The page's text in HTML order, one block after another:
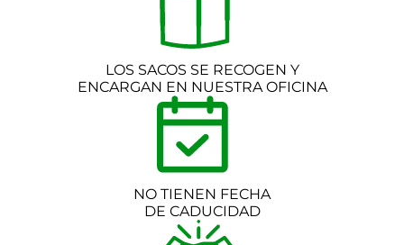
LOS SACOS SE RECOGEN Y
ENCARGAN EN NUESTRA OFICINA
NO TIENEN FECHA
DE CADUCIDAD